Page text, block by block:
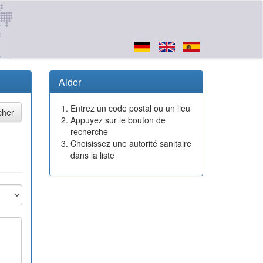
Aider
Entrez un code postal ou un lieu
Appuyez sur le bouton de
recherche
Choisissez une autorité sanitaire
dans la liste